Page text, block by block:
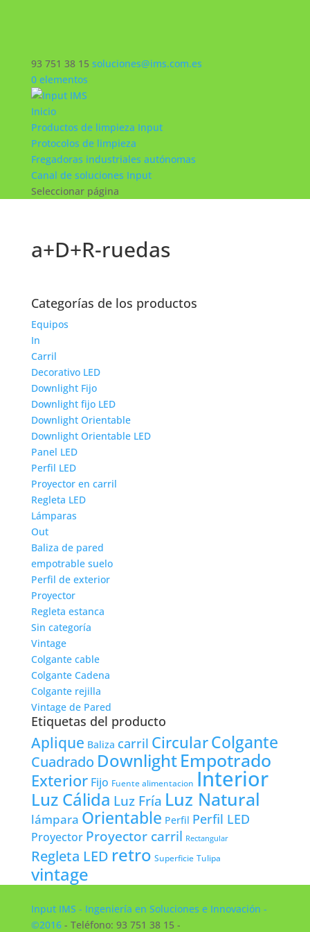
93 751 38 15 soluciones@ims.com.es
0 elementos
Inicio
Productos de limpieza Input
Protocolos de limpieza
Fregadoras industriales autónomas
Canal de soluciones Input
Seleccionar página
a+D+R-ruedas
Categorías de los productos
Equipos
In
Carril
Decorativo LED
Downlight Fijo
Downlight fijo LED
Downlight Orientable
Downlight Orientable LED
Panel LED
Perfil LED
Proyector en carril
Regleta LED
Lámparas
Out
Baliza de pared
empotrable suelo
Perfil de exterior
Proyector
Regleta estanca
Sin categoría
Vintage
Colgante cable
Colgante Cadena
Colgante rejilla
Vintage de Pared
Etiquetas del producto
Aplique Baliza carril CircularColgante
Cuadrado DownlightEmpotrado
Exterior Fijo Fuente alimentacion Interior
Luz Cálida Luz Fría Luz Natural
lámpara Orientable Perfil Perfil LED
Proyector Proyector carril Rectangular
Regleta LED retro Superficie Tulipa
vintage
Input IMS - Ingeniería en Soluciones e Innovación -
©2016- Teléfono: 93 751 38 15 -